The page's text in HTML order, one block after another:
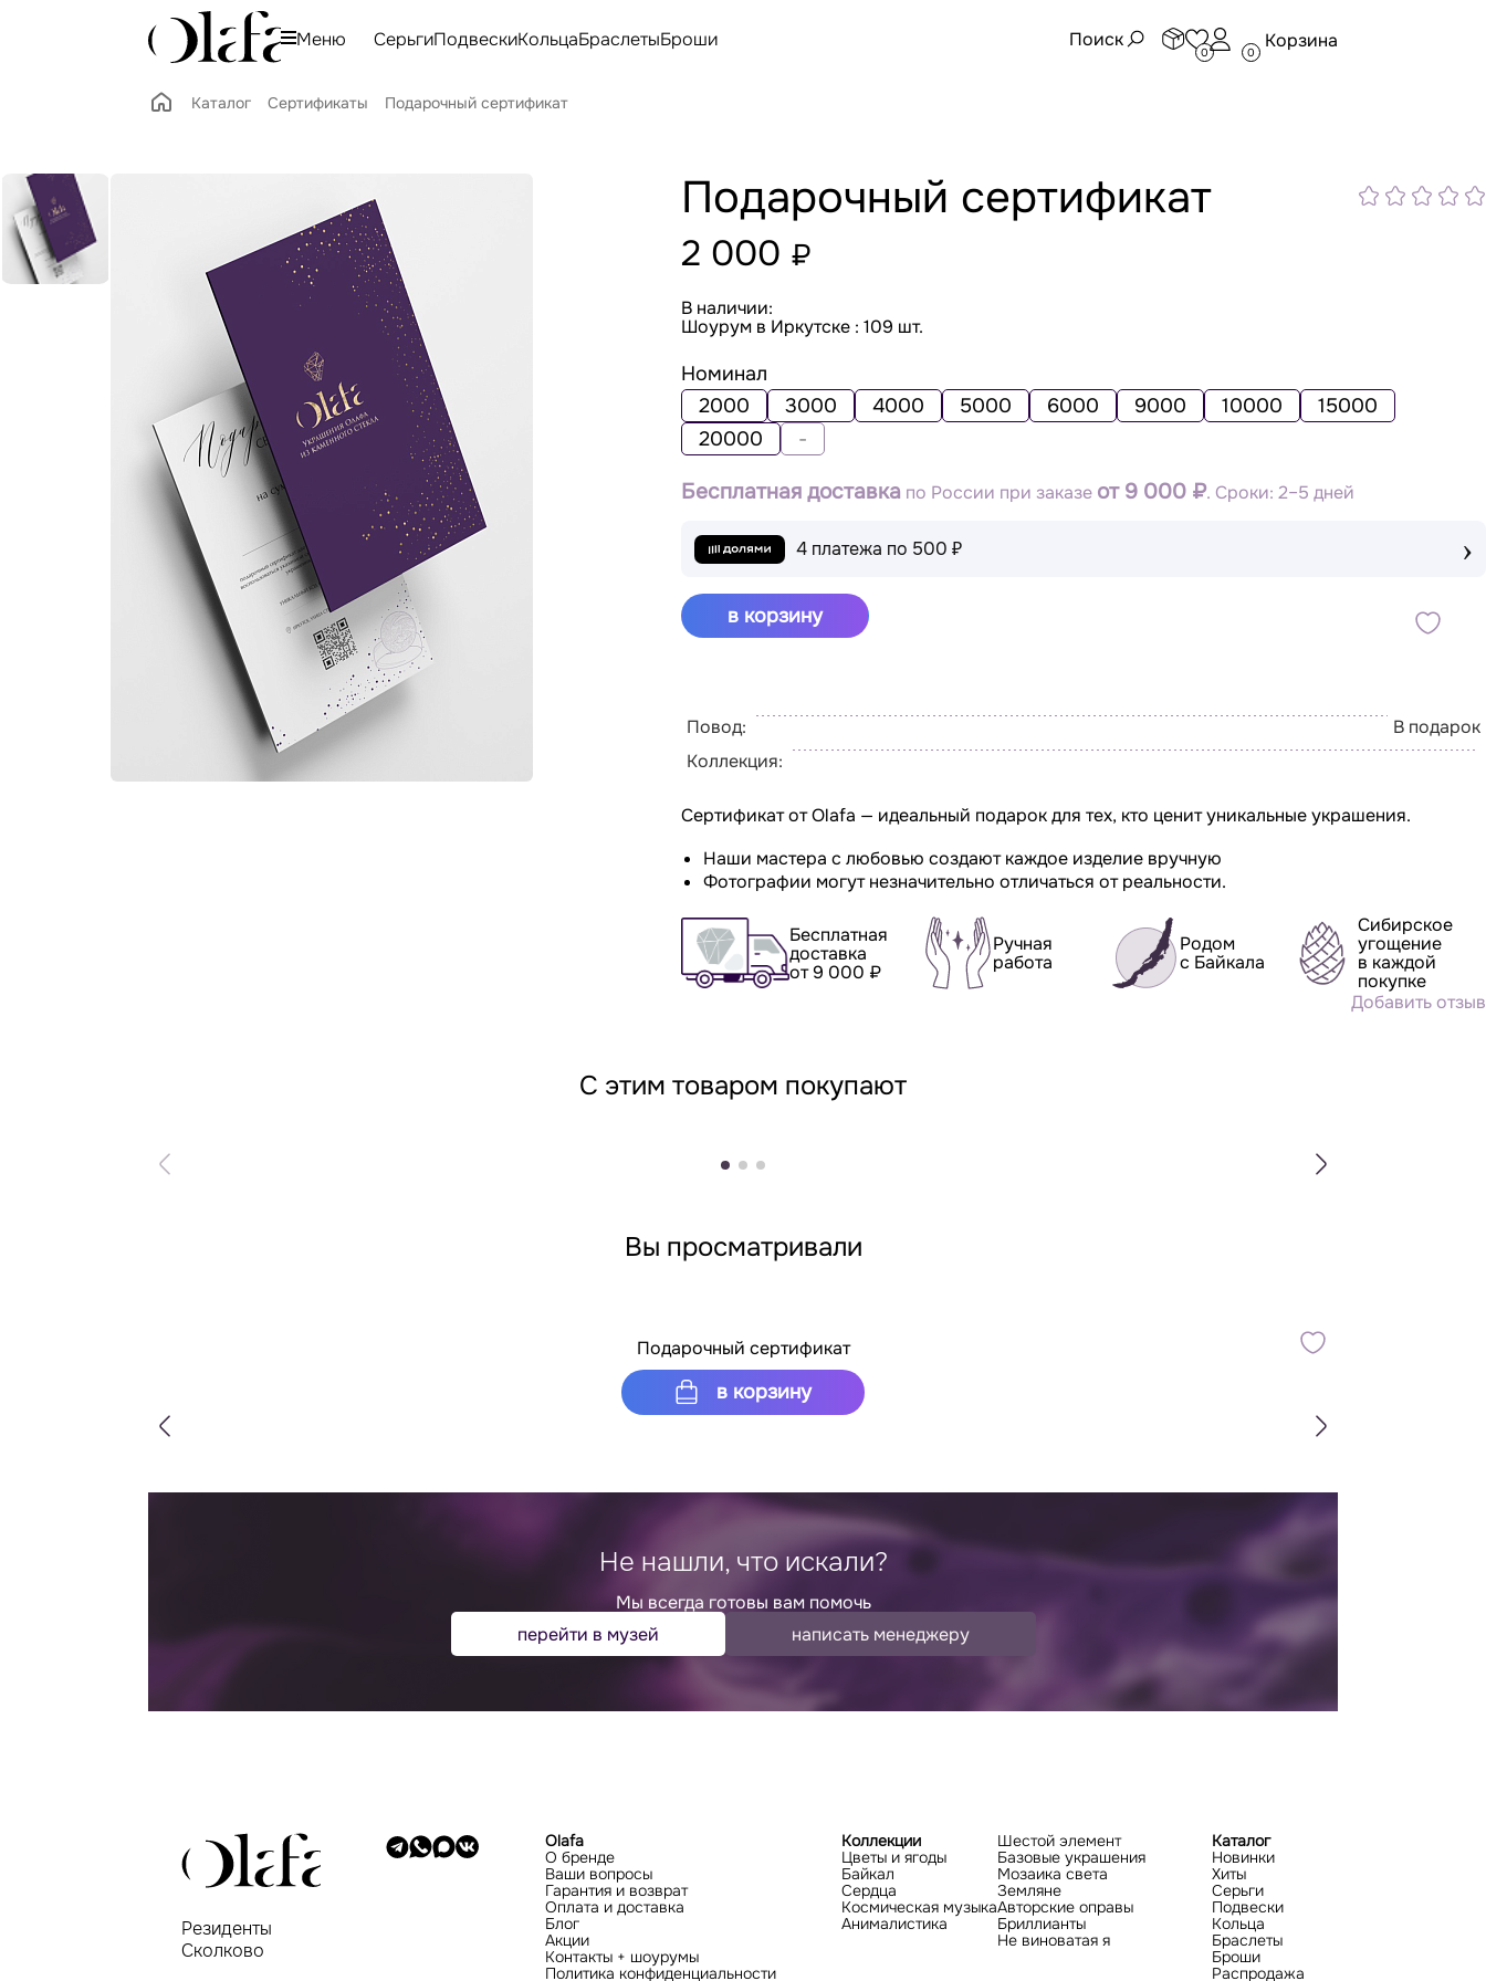
Меню СерьгиПодвескиКольцаБраслетыБроши Поиск
0
Корзина
0
Каталог Сертификаты Подарочный сертификат
Подарочный сертификат
2 000 ₽
В наличии:
Шоурум в Иркутске : 109 шт.
Номинал
2000
3000 4000 5000 6000 9000 10000
15000
20000
-
Бесплатная доставка по России при заказе от 9 000 ₽. Сроки: 2–5 дней
4 платежа по 500 ₽ ›
в корзину
Повод:
В подарок
Коллекция:
Сертификат от Olafa — идеальный подарок для тех, кто ценит уникальные украшения.
Наши мастера с любовью создают каждое изделие вручную
Фотографии могут незначительно отличаться от реальности.
Бесплатная
доставка
от 9 000 ₽
Ручная
работа
Родом
с Байкала
Сибирское
угощение
в каждой
покупке
Добавить отзыв
С этим товаром покупают
Вы просматривали
Подарочный сертификат
в корзину
Не нашли, что искали?
Мы всегда готовы вам помочь
перейти в музей
написать менеджеру
Резиденты
Сколково
Olafa
О бренде
Ваши вопросы
Гарантия и возврат
Оплата и доставка
Блог
Акции
Контакты + шоурумы
Политика конфиденциальности
Коллекции
Цветы и ягоды
Байкал
Сердца
Космическая музыка
Анималистика
Шестой элемент
Базовые украшения
Мозаика света
Земляне
Авторские оправы
Бриллианты
Не виноватая я
Каталог
Новинки
Хиты
Серьги
Подвески
Кольца
Браслеты
Броши
Распродажа